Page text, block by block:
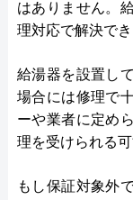
はありません。
理対応で解決で
給湯器を設置し
場合には修理で
ーや業者に定め
理を受けられる
もし保証対象外